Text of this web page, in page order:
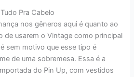
Pra Cabelo
nos gêneros aqui é quanto ao
de usarem o Vintage como principal
sem motivo que esse tipo é
de uma sobremesa. Essa é a
do Pin Up, com vestidos